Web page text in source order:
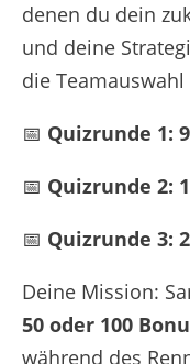
denen du dein
und deine
die
📅 Quizrunde 1:
📅 Quizrunde 2:
📅 Quizrunde 3:
Deine Mission:
50 oder 100
während des